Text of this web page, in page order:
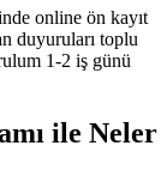
online ön kayıt
duyuruları toplu
1-2 iş günü
ile Neler